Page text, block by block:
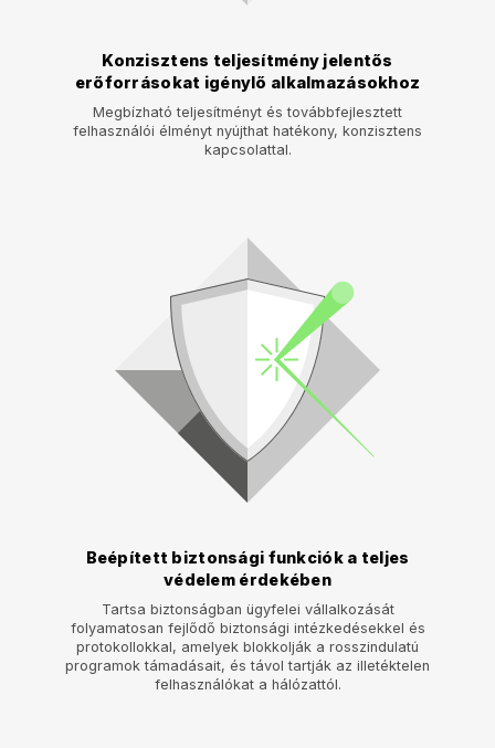
Konzisztens teljesítmény jelentős
erőforrásokat igénylő alkalmazásokhoz
Megbízható teljesítményt és továbbfejlesztett
felhasználói élményt nyújthat hatékony, konzisztens
kapcsolattal.
Beépített biztonsági funkciók a teljes
védelem érdekében
Tartsa biztonságban ügyfelei vállalkozását
folyamatosan fejlődő biztonsági intézkedésekkel és
protokollokkal, amelyek blokkolják a rosszindulatú
programok támadásait, és távol tartják az illetéktelen
felhasználókat a hálózattól.